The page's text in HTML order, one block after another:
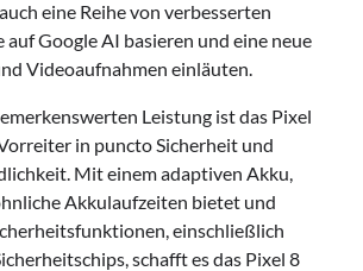
eine Reihe von verbesserten
auf Google AI basieren und eine neue
Videoaufnahmen einläuten.
Leistung ist das Pixel
in puncto Sicherheit und
Mit einem adaptiven Akku,
Akkulaufzeiten bietet und
einschließlich
schafft es das Pixel 8